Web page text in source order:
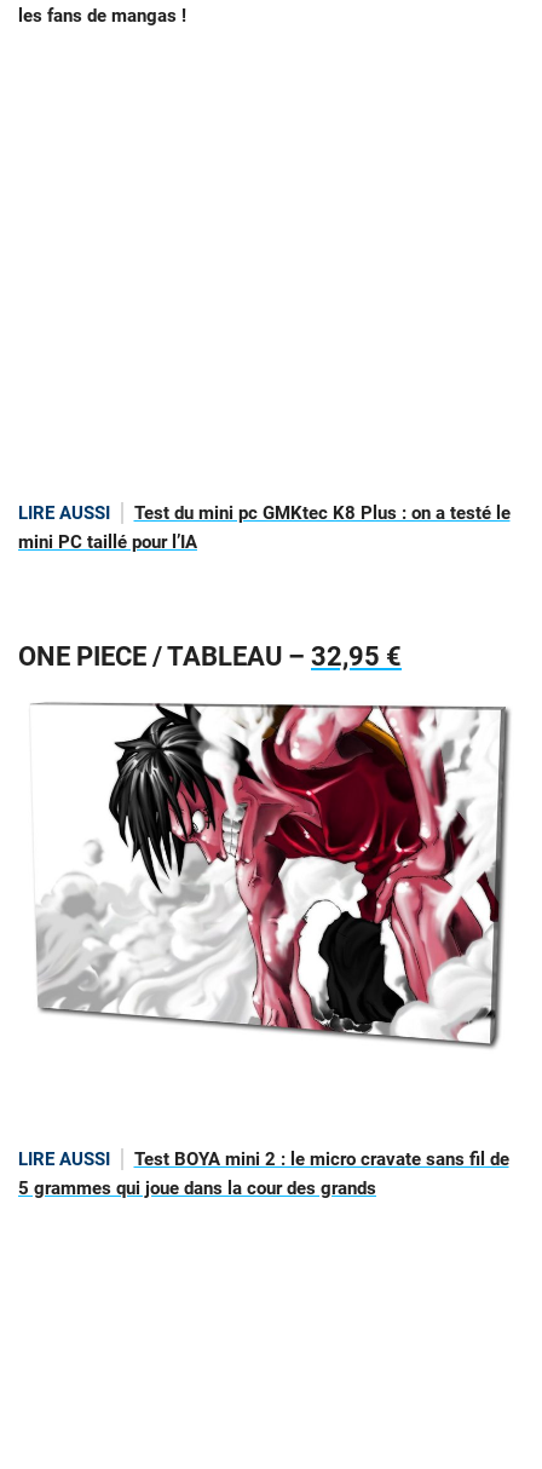
les fans de mangas !
LIRE AUSSI
Test du mini pc GMKtec K8 Plus : on a testé le
mini PC taillé pour l’IA
ONE PIECE / TABLEAU – 32,95 €
LIRE AUSSI
Test BOYA mini 2 : le micro cravate sans fil de
5 grammes qui joue dans la cour des grands